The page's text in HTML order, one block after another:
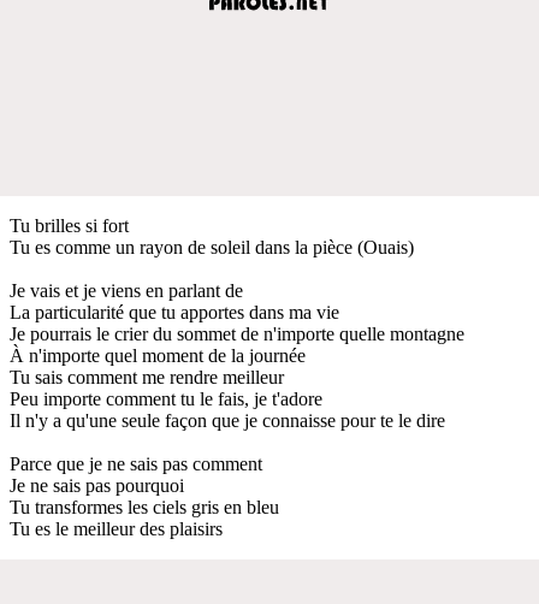
Tu brilles si fort
Tu es comme un rayon de soleil dans la pièce (Ouais)
Je vais et je viens en parlant de
La particularité que tu apportes dans ma vie
Je pourrais le crier du sommet de n'importe quelle montagne
À n'importe quel moment de la journée
Tu sais comment me rendre meilleur
Peu importe comment tu le fais, je t'adore
Il n'y a qu'une seule façon que je connaisse pour te le dire
Parce que je ne sais pas comment
Je ne sais pas pourquoi
Tu transformes les ciels gris en bleu
Tu es le meilleur des plaisirs